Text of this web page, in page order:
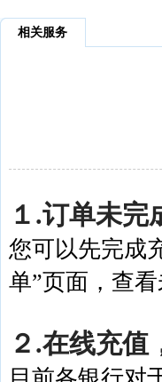
相关服务
１.订单未
您可以先完成
单”页面，查
２.在线充值